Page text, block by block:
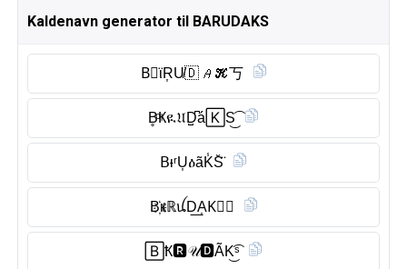
Kaldenavn generator til BARUDAKS
B⃠ϊR͎U̸🇩 𝘈𝓚丂
B̥ͦҜዪ𝔘D̺͆á🄺S͜͡
𝖡ᵼʳU͎ዕãK̾S̆̈
B҉ҝℝꪊD͟A͎K⃠𝑺
🄱Ҟ🆁︎𝒰🅳︎ÃK͜͡ˢ